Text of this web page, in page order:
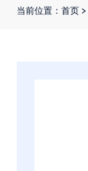
当前位置： 首页 >